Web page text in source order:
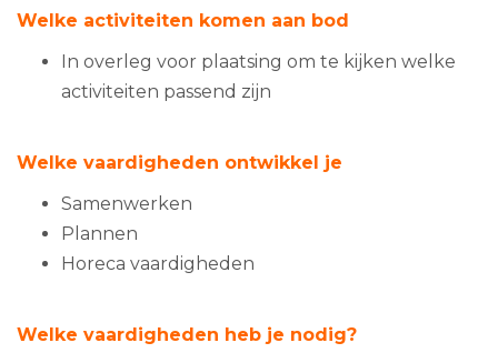
Welke activiteiten komen aan bod
In overleg voor plaatsing om te kijken welke
activiteiten passend zijn
Welke vaardigheden ontwikkel je
Samenwerken
Plannen
Horeca vaardigheden
Welke vaardigheden heb je nodig?